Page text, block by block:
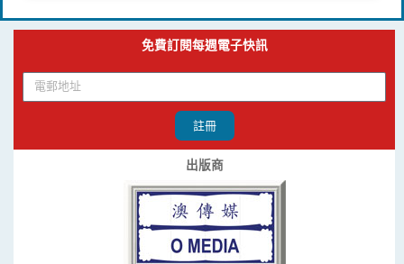
免費訂閱每週電子快訊
註冊
出版商